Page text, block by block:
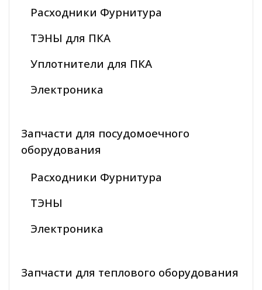
Расходники Фурнитура
ТЭНЫ для ПКА
Уплотнители для ПКА
Электроника
Запчасти для посудомоечного
оборудования
Расходники Фурнитура
ТЭНЫ
Электроника
Запчасти для теплового оборудования